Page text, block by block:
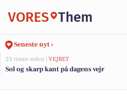
VORES Them
Seneste nyt ›
23 timer siden | VEJRET
Sol og skarp kant på dagens vejr